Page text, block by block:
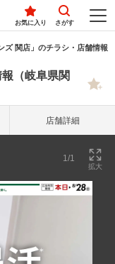
お気に入り さがす
ズ 関店」のチラシ・店舗情報
（岐阜県関
店舗詳細
1/1
拡大